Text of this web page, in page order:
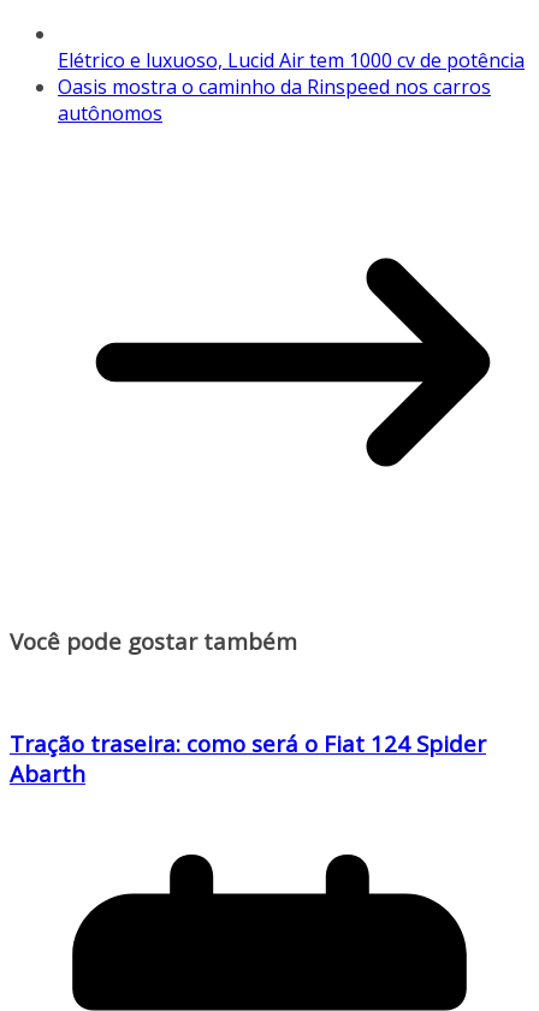
Elétrico e luxuoso, Lucid Air tem 1000 cv de potência
Oasis mostra o caminho da Rinspeed nos carros
autônomos
Você pode gostar também
Tração traseira: como será o Fiat 124 Spider
Abarth